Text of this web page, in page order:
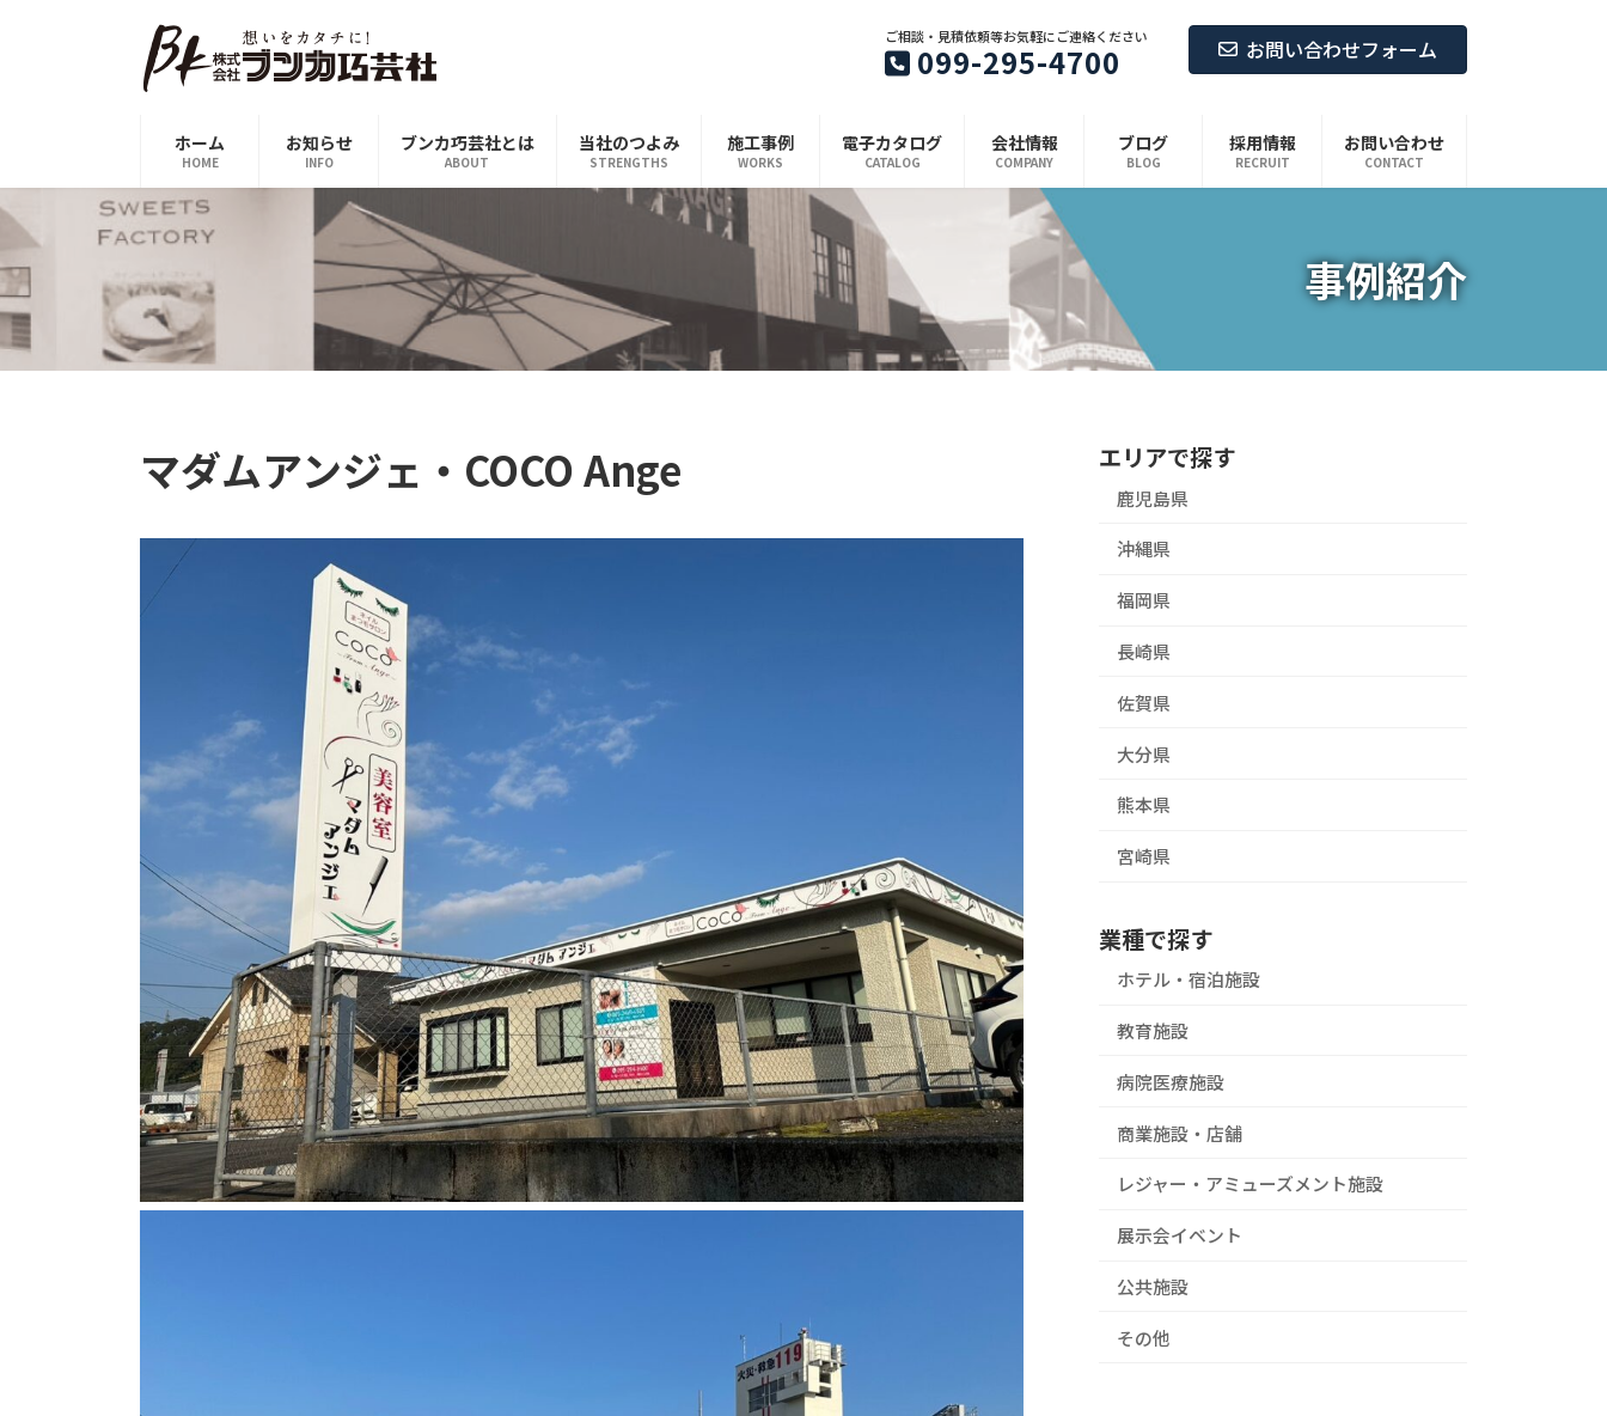
ス
キ
ッ
プ
ン
に
移
動
ご相談・見積依頼等お気軽にご連絡ください
099-295-4700 お問い合わせフォーム
ホーム
HOME
お知らせ
INFO
ブンカ巧芸社とは
ABOUT
当社のつよみ
STRENGTHS
施工事例
WORKS
電子カタログ
CATALOG
会社情報
COMPANY
ブログ
BLOG
採用情報
RECRUIT
お問い合わせ
CONTACT
事例紹介
マダムアンジェ・COCO Ange エリアで探す
鹿児島県
沖縄県
福岡県
長崎県
佐賀県
大分県
熊本県
宮崎県
業種で探す
ホテル・宿泊施設
教育施設
病院医療施設
商業施設・店舗
レジャー・アミューズメント施設
展示会イベント
公共施設
その他